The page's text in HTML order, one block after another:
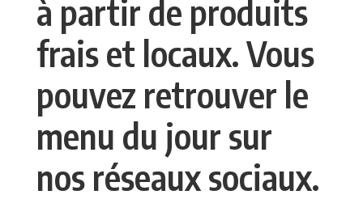
à partir de produits
frais et locaux. Vous
pouvez retrouver le
menu du jour sur
nos réseaux sociaux.